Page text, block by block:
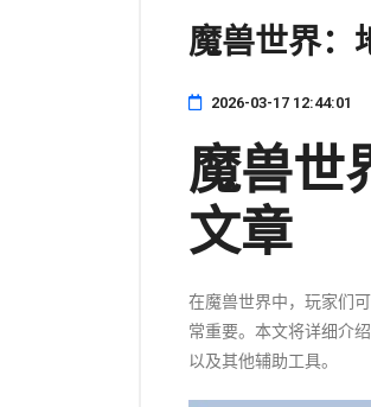
魔兽世界：
2026-03-17 12:44:01
魔兽世
文章
在魔兽世界中，玩家们
常重要。本文将详细介
以及其他辅助工具。